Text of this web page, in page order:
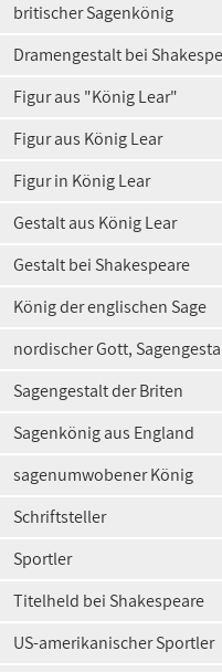
britischer Sagenkönig
Dramengestalt bei
Figur aus "König Lear"
Figur aus König Lear
Figur in König Lear
Gestalt aus König Lear
Gestalt bei Shakespeare
König der englischen Sage
nordischer Gott,
Sagengestalt der Briten
Sagenkönig aus England
sagenumwobener König
Schriftsteller
Sportler
Titelheld bei Shakespeare
US-amerikanischer Sportler